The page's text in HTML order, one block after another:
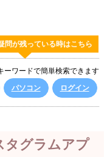
問が残っている時はこちら
ーワードで簡単検索できます
パソコン ログイン
タグラムアプ